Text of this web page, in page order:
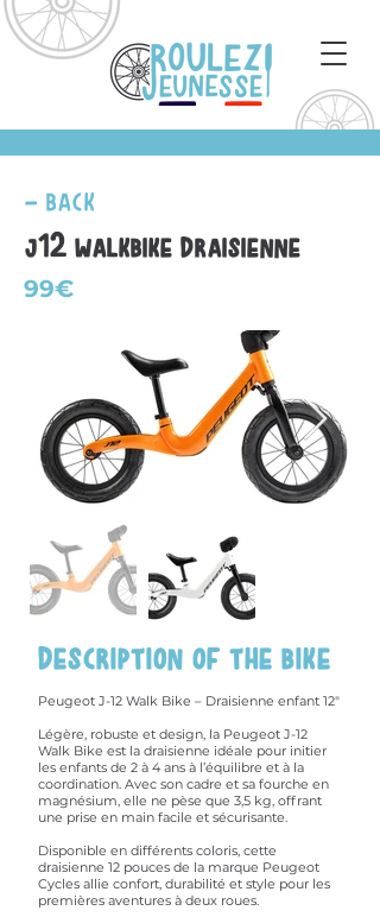
- Back
J12 Walkbike Draisienne
99€
Description of the bike
Peugeot J-12 Walk Bike – Draisienne enfant 12"
Légère, robuste et design, la Peugeot J-12
Walk Bike est la draisienne idéale pour initier
les enfants de 2 à 4 ans à l’équilibre et à la
coordination. Avec son cadre et sa fourche en
magnésium, elle ne pèse que 3,5 kg, offrant
une prise en main facile et sécurisante.
Disponible en différents coloris, cette
draisienne 12 pouces de la marque Peugeot
Cycles allie confort, durabilité et style pour les
premières aventures à deux roues.